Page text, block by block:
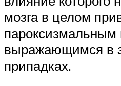
мозга в целом
выражающимся в
припадках.